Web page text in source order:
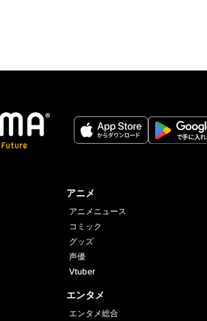
アニメ
アニメニュース
コミック
グッズ
声優
Vtuber
エンタメ
エンタメ総合